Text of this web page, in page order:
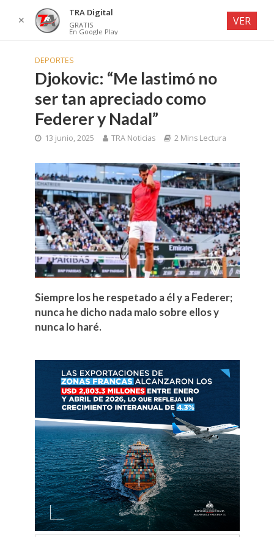
DEPORTES
Djokovic: “Me lastimó no
ser tan apreciado como
Federer y Nadal”
13 junio, 2025 TRA Noticias 2 Mins Lectura
Siempre los he respetado a él y a Federer;
nunca he dicho nada malo sobre ellos y
nunca lo haré.
✕
TRA Digital
GRATIS
En Google Play
VER